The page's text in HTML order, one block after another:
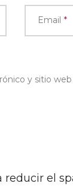
Email *
y sitio
reducir el